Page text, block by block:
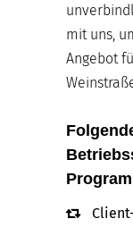
mit uns,
Angebot